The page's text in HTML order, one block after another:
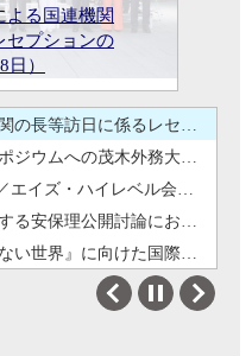
年（2026年）
定
よる国連機関
セプションの
）
年記念シンポ
大臣出席（令
の国連HIV／
会合等への出
6月24日）
おける山﨑大
和8年4月28
際賢人会議サ
席（令和8年
る国連平和の
日）
ーレス事務総
和5年12月19
記念ロゴマークの決定
高市総理大臣主催による国連機関の長等訪日に係るレセプションの開催（令和8年5月18日）
日本の国連加盟70周年記念シンポジウムへの茂木外務大臣出席（令和8年5月18日）
英利外務大臣政務官の国連HIV／エイズ・ハイレベル会合等への出席（概要）（令和8年6月24日）
パレスチナを含む中東情勢に関する安保理公開討論における山﨑大使ステートメント（令和8年4月28日）
国光外務副大臣の「『核兵器のない世界』に向けた国際賢人会議サイドイベント」への出席（令和8年4月27日）
国際平和の日における国連平和の鐘式典（令和7年9月12日）
山﨑大使によるグテーレス事務総長への委任状奉呈（令和5年12月19日）